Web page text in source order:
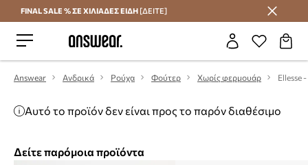
Εξοικονομήστε με το Answear Club
FINAL SALE % ΣΕ ΧΙΛΙΑΔΕΣ ΕΙΔΗ [ΔΕΙΤΕ]
Answear Ανδρικά Ρούχα Φούτερ Χωρίς φερμουάρ Ellesse
Αυτό το προϊόν δεν είναι προς το παρόν διαθέσιμο
Δείτε παρόμοια προϊόντα